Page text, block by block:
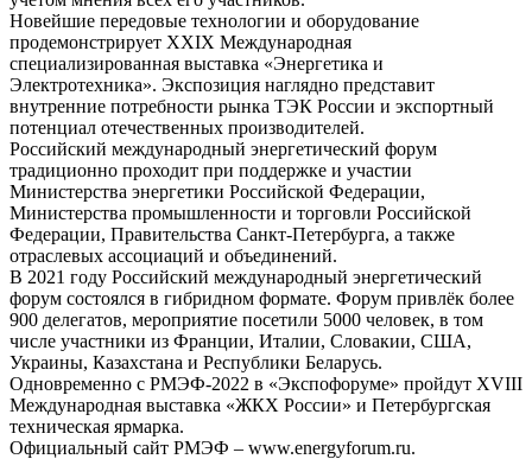
Новейшие передовые технологии и оборудование
продемонстрирует XXIX Международная
специализированная выставка «Энергетика и
Электротехника». Экспозиция наглядно представит
внутренние потребности рынка ТЭК России и экспортный
потенциал отечественных производителей.
Российский международный энергетический форум
традиционно проходит при поддержке и участии
Министерства энергетики Российской Федерации,
Министерства промышленности и торговли Российской
Федерации, Правительства Санкт-Петербурга, а также
отраслевых ассоциаций и объединений.
В 2021 году Российский международный энергетический
форум состоялся в гибридном формате. Форум привлёк более
900 делегатов, мероприятие посетили 5000 человек, в том
числе участники из Франции, Италии, Словакии, США,
Украины, Казахстана и Республики Беларусь.
Одновременно с РМЭФ-2022 в «Экспофоруме» пройдут XVIII
Международная выставка «ЖКХ России» и Петербургская
техническая ярмарка.
Официальный сайт РМЭФ – www.energyforum.ru.